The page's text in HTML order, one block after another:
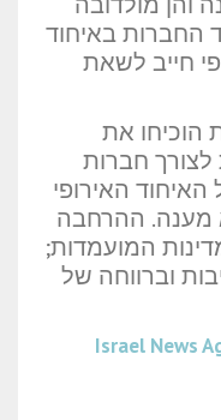
החברות באיחוד
חייב לשאת
הוכיחו את
לצורך חברות
האירופי
מענה. ההרחבה
המועמדות;
וברווחה של
Israel News